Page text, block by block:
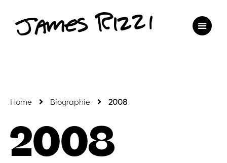
Home Biographie 2008
2008